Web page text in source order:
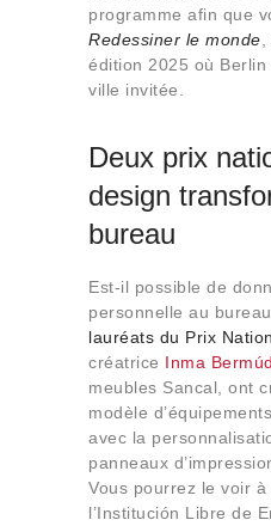
programme afin que
Redessiner le monde
édition 2025 où
ville invitée.
Deux prix
design
bureau
Est-il possible de
personnelle au
lauréats du Prix
créatrice Inma
meubles Sancal, ont
modèle
avec la
panneaux
Vous pourrez le voir
l’Institución Libre de